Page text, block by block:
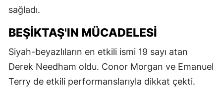
sağladı.
BEŞIKTAŞ'IN MÜCADELESI
Siyah-beyazlıların en etkili ismi 19 sayı atan
Derek Needham oldu. Conor Morgan ve Emanuel
Terry de etkili performanslarıyla dikkat çekti.